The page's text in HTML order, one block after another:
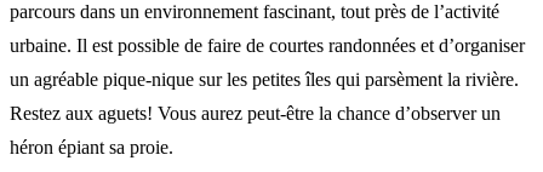
parcours dans un environnement fascinant, tout près de l’activité
urbaine. Il est possible de faire de courtes randonnées et d’organiser
un agréable pique-nique sur les petites îles qui parsèment la rivière.
Restez aux aguets! Vous aurez peut-être la chance d’observer un
héron épiant sa proie.